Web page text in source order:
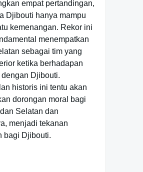
empat pertandingan,
Djibouti hanya mampu
kemenangan. Rekor ini
menempatkan
sebagai tim yang
ketika berhadapan
dengan Djibouti.
historis ini tentu akan
dorongan moral bagi
Selatan dan
menjadi tekanan
bagi Djibouti.